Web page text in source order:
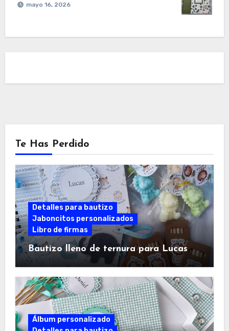
mayo 16, 2026
Te Has Perdido
Detalles para bautizo
Jaboncitos personalizados
Libro de firmas
Bautizo lleno de ternura para Lucas
Álbum personalizado